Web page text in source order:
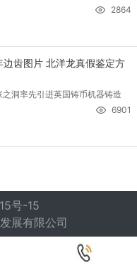
2864
齿图片 北洋龙真假鉴定方
之洞率先引进英国铸币机器铸造
6901
号-15
展有限公司